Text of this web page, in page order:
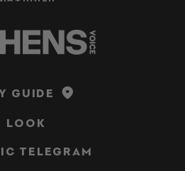
GUIDE
LOOK
TELEGRAM